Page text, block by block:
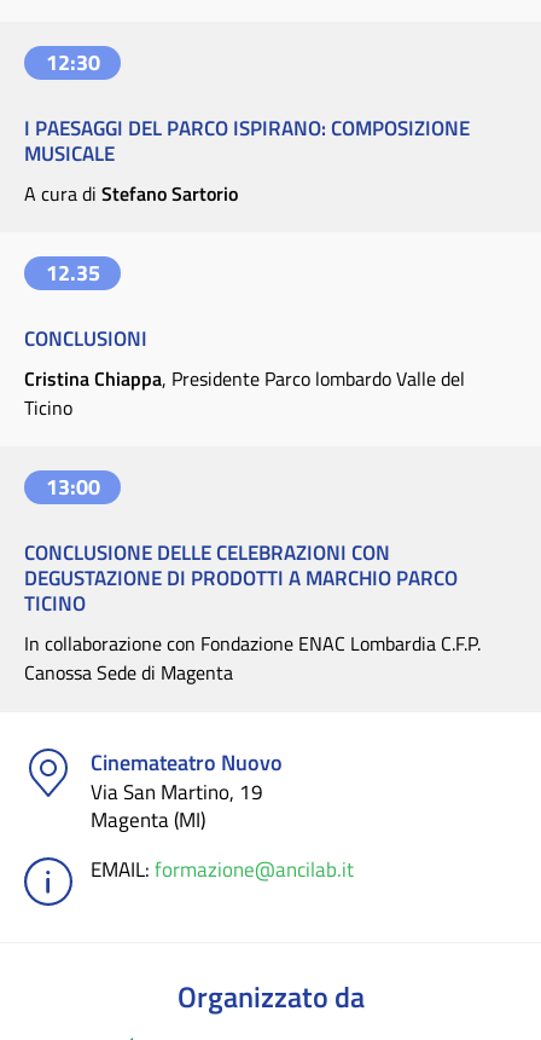
12:30
I PAESAGGI DEL PARCO ISPIRANO: COMPOSIZIONE
MUSICALE
A cura di Stefano Sartorio
12.35
CONCLUSIONI
Cristina Chiappa, Presidente Parco lombardo Valle del
Ticino
13:00
CONCLUSIONE DELLE CELEBRAZIONI CON
DEGUSTAZIONE DI PRODOTTI A MARCHIO PARCO
TICINO
In collaborazione con Fondazione ENAC Lombardia C.F.P.
Canossa Sede di Magenta
Cinemateatro Nuovo
Via San Martino, 19
Magenta (MI)
EMAIL:formazione@ancilab.it
Organizzato da